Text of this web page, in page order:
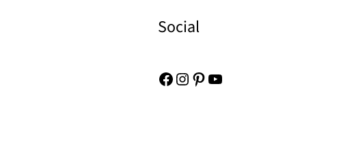
Social
Facebook
Instagram
Pinterest
YouTube